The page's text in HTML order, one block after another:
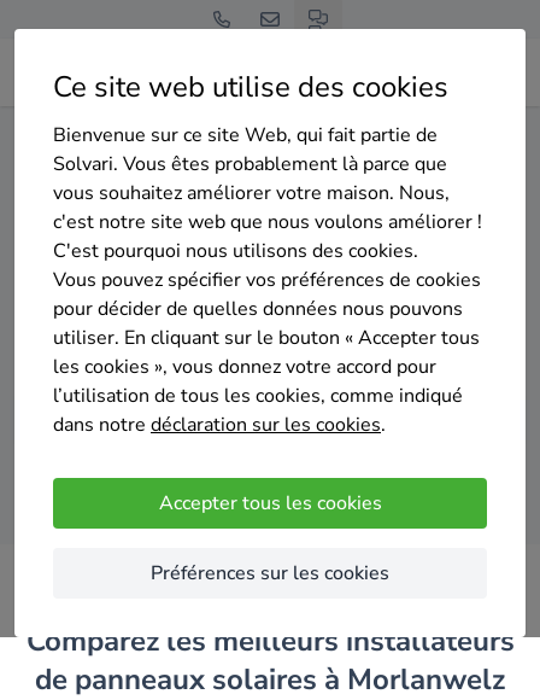
Ce site web utilise des cookies
Bienvenue sur ce site Web, qui fait partie de
Solvari. Vous êtes probablement là parce que
vous souhaitez améliorer votre maison. Nous,
c'est notre site web que nous voulons améliorer !
C'est pourquoi nous utilisons des cookies.
Vous pouvez spécifier vos préférences de cookies
pour décider de quelles données nous pouvons
utiliser. En cliquant sur le bouton « Accepter tous
les cookies », vous donnez votre accord pour
l’utilisation de tous les cookies, comme indiqué
dans notre déclaration sur les cookies.
Accepter tous les cookies
Préférences sur les cookies
Home Panneaux solaires Hainaut Morlanwelz
Gratuit et sans engagement
Top 20 des installateurs de
panneaux solaires à
Morlanwelz
Comparer des devis
Comparez les meilleurs installateurs
de panneaux solaires à Morlanwelz